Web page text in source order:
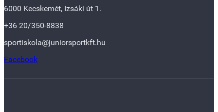
6000 Kecskemét, Izsáki út 1.
+36 20/350-8838
sportiskola@juniorsportkft.hu
Facebook